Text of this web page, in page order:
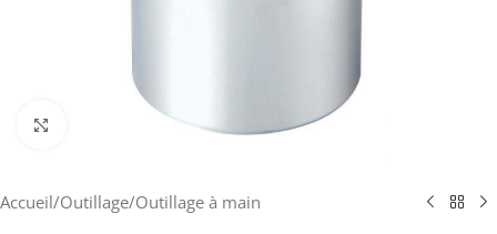
Cliquez pour agrandir
Accueil/Outillage/Outillage à main